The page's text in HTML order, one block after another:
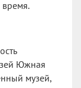
время.
Южная
музей,